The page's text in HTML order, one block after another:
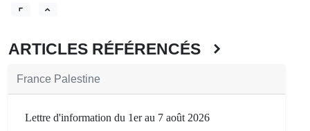
ARTICLES RÉFÉRENCÉS
France Palestine
Lettre d'information du 1er au 7 août 2026